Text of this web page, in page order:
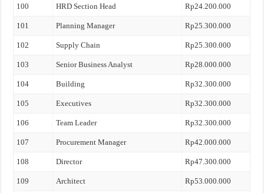
100 HRD Section Head Rp24.200.000
101 Planning Manager Rp25.300.000
102 Supply Chain Rp25.300.000
103 Senior Business Analyst Rp28.000.000
104 Building Rp32.300.000
105 Executives Rp32.300.000
106 Team Leader Rp32.300.000
107 Procurement Manager Rp42.000.000
108 Director Rp47.300.000
109 Architect Rp53.000.000